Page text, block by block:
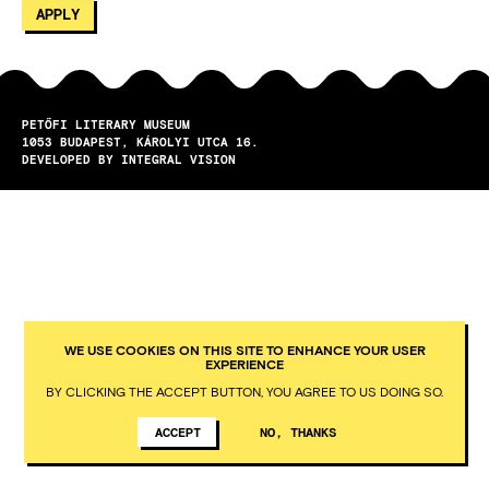
PETŐFI LITERARY MUSEUM
1053
BUDAPEST
KÁROLYI UTCA 16.
DEVELOPED BY INTEGRAL VISION
WE USE COOKIES ON THIS SITE TO ENHANCE YOUR USER
EXPERIENCE
BY CLICKING THE ACCEPT BUTTON, YOU AGREE TO US DOING SO.
ACCEPT NO, THANKS